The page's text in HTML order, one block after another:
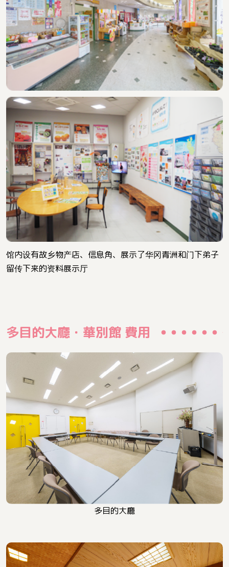
馆内设有故乡物产店、信息角、展示了华冈青洲和门下弟子
留传下来的资料展示厅
多目的大廳・華別館 費用
多目的大廳